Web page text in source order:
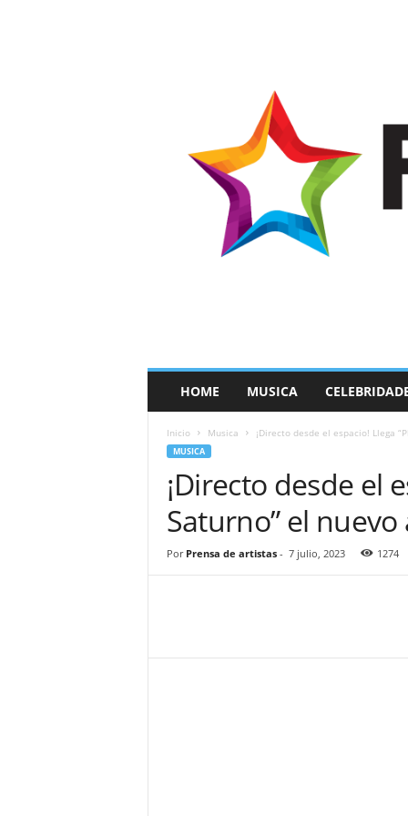
a
HOME MUSICA
Inicio Musica ¡Directo desde el espacio! Llega
MUSICA
¡Directo desde el
Saturno” el
Por Prensa de artistas- 7 julio, 2023 1274